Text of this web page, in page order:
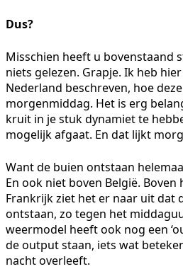
Dus?
Misschien heeft u bovenstaand
niets gelezen. Grapje. Ik heb
Nederland beschreven, hoe
morgenmiddag. Het is erg
kruit in je stuk dynamiet te
mogelijk afgaat. En dat lijkt
Want de buien ontstaan
En ook niet boven België.
Frankrijk ziet het er naar uit dat
ontstaan, zo tegen het
weermodel heeft ook nog een
de output staan, iets wat
nacht overleeft.